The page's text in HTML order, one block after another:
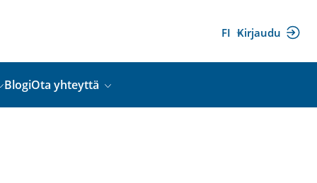
FI Kirjaudu
(ulkoinen
linkki)
BlogiOta yhteyttä